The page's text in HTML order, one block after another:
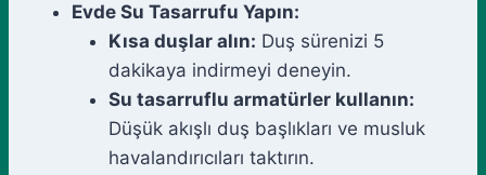
Evde Su Tasarrufu Yapın:
Kısa duşlar alın: Duş sürenizi 5
dakikaya indirmeyi deneyin.
Su tasarruflu armatürler kullanın:
Düşük akışlı duş başlıkları ve musluk
havalandırıcıları taktırın.